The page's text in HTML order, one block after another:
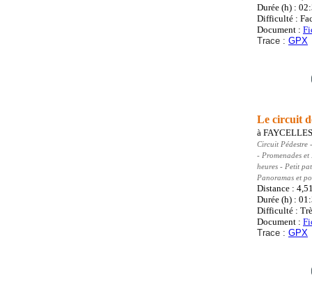
Durée (h) :
Difficulté :
Document :
Trace : GPX
Le circuit
à FAYCELLES
Circuit Pédestre
- Promenades et
heures - Petit
Panoramas et
Distance :
Durée (h) :
Difficulté :
Document :
Trace : GPX